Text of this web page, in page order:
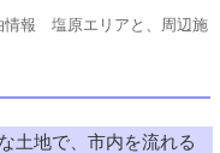
情報 塩原エリアと、周辺施
土地で、市内を流れる